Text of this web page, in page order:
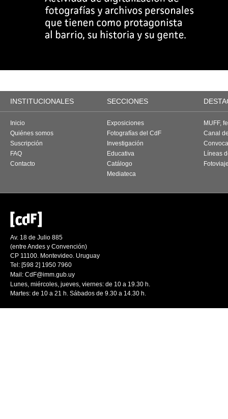
INSTITUCIONALES SECCIONES
Inicio
Quiénes somos
Suscripción
FAQ
Contacto
Exposiciones
Fotografías del CdF
Investigación
Educativa
Catálogo
Mediateca
MUFF,
Canal
Líneas
Av. 18 de Julio 885
(entre Andes y Convención)
CP 11100. Montevideo. Uruguay
Tel: [598 2] 1950 7960
Mail: CdF@imm.gub.uy
Lunes, miércoles, jueves, viernes: de 10 a 19.30 h.
Martes: de 10 a 21 h. Sábados de 9.30 a 14.30 h.